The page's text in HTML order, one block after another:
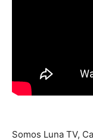
Somos Luna TV,